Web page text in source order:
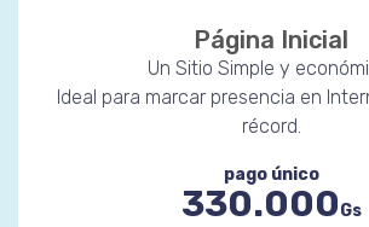
Página Inicial
Un Sitio Simple y
Ideal para marcar presencia en
récord.
pago único
330.000Gs